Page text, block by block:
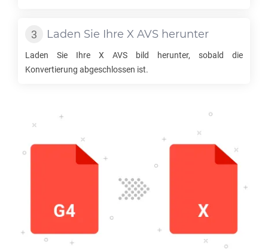
Laden Sie Ihre X AVS herunter
Laden Sie Ihre X AVS bild herunter, sobald die
Konvertierung abgeschlossen ist.